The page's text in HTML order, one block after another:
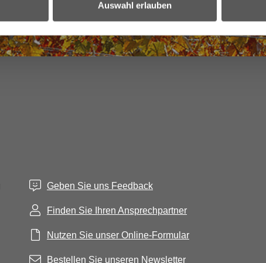
Auswahl erlauben
Geben Sie uns Feedback
Finden Sie Ihren Ansprechpartner
Nutzen Sie unser Online-Formular
Bestellen Sie unseren Newsletter